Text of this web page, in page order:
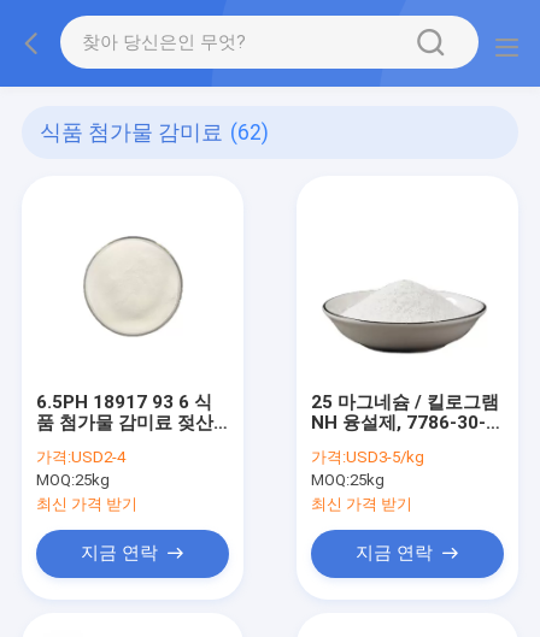
식품 첨가물 감미료 (62)
6.5PH 18917 93 6 식
품 첨가물 감미료 젖산
가격:USD2-4
MOQ:25kg
최신 가격 받기
지금 연락
25 마그네슘 / 킬로그램
NH 융설제, 7786-30-3
화 분말
가격:USD3-5/kg
MOQ:25kg
최신 가격 받기
지금 연락